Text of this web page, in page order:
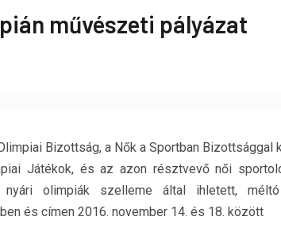
művészeti pályázat
Bizottság, a Nők a Sportban Bizottsággal
Játékok, és az azon résztvevő női
olimpiák szelleme által ihletett,
és címen 2016. november 14. és 18. között